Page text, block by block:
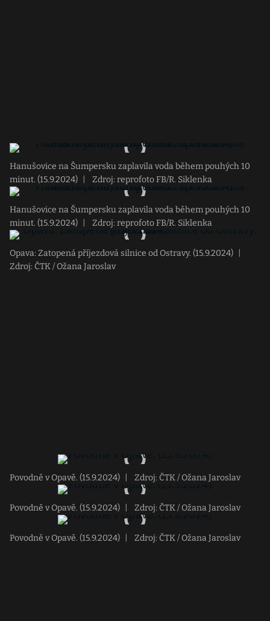
Hanušovice na Šumpersku zaplavila voda během pouhých 10
minut. (15.9.2024)
Zdroj: reprofoto FB/R. Siklenka
Hanušovice na Šumpersku zaplavila voda během pouhých 10
minut. (15.9.2024)
Zdroj: reprofoto FB/R. Siklenka
Opava: Zatopená příjezdová silnice od Ostravy. (15.9.2024)
Zdroj: ČTK / Ožana Jaroslav
Povodně v Opavě. (15.9.2024) Zdroj: ČTK / Ožana Jaroslav
Povodně v Opavě. (15.9.2024) Zdroj: ČTK / Ožana Jaroslav
Povodně v Opavě. (15.9.2024) Zdroj: ČTK / Ožana Jaroslav